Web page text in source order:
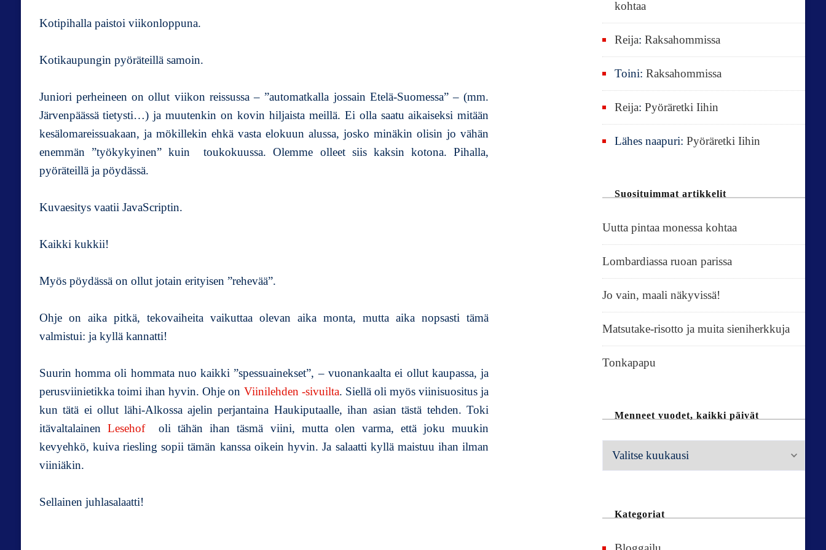
l
l
v
i
Kotipihalla paistoi viikonloppuna.
Kotikaupungin pyöräteillä samoin.
Juniori perheineen on ollut viikon reissussa – ”automatkalla jossain Etelä-Suomessa” – (mm.
Järvenpäässä tietysti…) ja muutenkin on kovin hiljaista meillä. Ei olla saatu aikaiseksi mitään
kesälomareissuakaan, ja mökillekin ehkä vasta elokuun alussa, josko minäkin olisin jo vähän
enemmän ”työkykyinen” kuin toukokuussa. Olemme olleet siis kaksin kotona. Pihalla,
pyöräteillä ja pöydässä.
Kuvaesitys vaatii JavaScriptin.
Kaikki kukkii!
Myös pöydässä on ollut jotain erityisen ”rehevää”.
Ohje on aika pitkä, tekovaiheita vaikuttaa olevan aika monta, mutta aika nopsasti tämä
valmistui: ja kyllä kannatti!
Suurin homma oli hommata nuo kaikki ”spessuainekset”, – vuonankaalta ei ollut kaupassa, ja
perusviinietikka toimi ihan hyvin. Ohje on Viinilehden -sivuilta. Siellä oli myös viinisuositus ja
kun tätä ei ollut lähi-Alkossa ajelin perjantaina Haukiputaalle, ihan asian tästä tehden. Toki
itävaltalainen Lesehofoli tähän ihan täsmä viini, mutta olen varma, että joku muukin
kevyehkö, kuiva riesling sopii tämän kanssa oikein hyvin. Ja salaatti kyllä maistuu ihan ilman
viiniäkin.
Sellainen juhlasalaatti!
kohtaa
Reija:Raksahommissa
Toini:Raksahommissa
Reija:Pyöräretki Iihin
Lähes naapuri:Pyöräretki Iihin
Suosituimmat artikkelit
Uutta pintaa monessa kohtaa
Lombardiassa ruoan parissa
Jo vain, maali näkyvissä!
Matsutake-risotto ja muita sieniherkkuja
Tonkapapu
Menneet vuodet, kaikki päivät
M
e
Kategoriat